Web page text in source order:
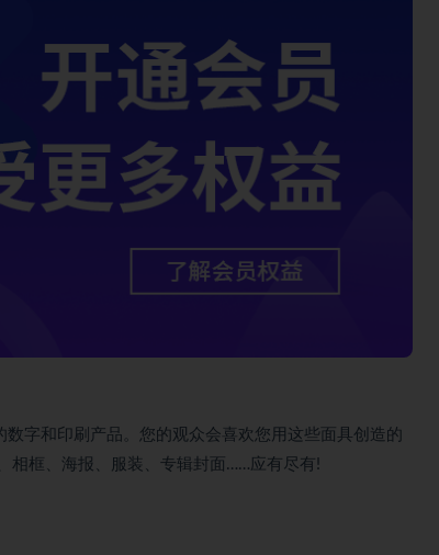
字和印刷产品。您的观众会喜欢您用这些面具创造的
相框、海报、服装、专辑封面……应有尽有!